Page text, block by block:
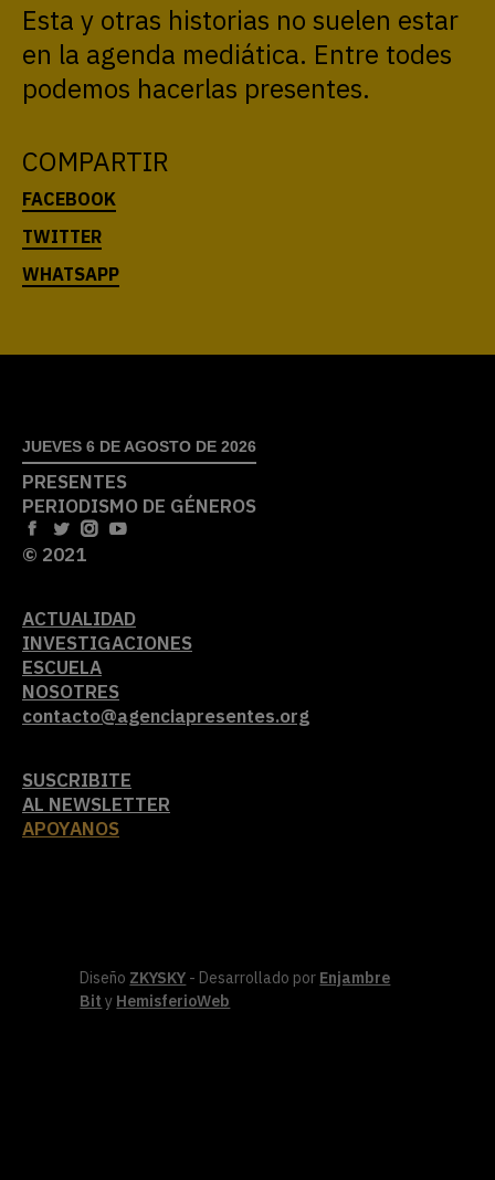
Esta y otras historias no suelen estar
en la agenda mediática. Entre todes
podemos hacerlas presentes.
COMPARTIR
JUEVES 6 DE AGOSTO DE 2026
PRESENTES
PERIODISMO DE GÉNEROS
© 2021
ACTUALIDAD
INVESTIGACIONES
ESCUELA
NOSOTRES
contacto@agenciapresentes.org
SUSCRIBITE
AL NEWSLETTER
APOYANOS
Diseño ZKYSKY - Desarrollado por Enjambre
Bit y HemisferioWeb